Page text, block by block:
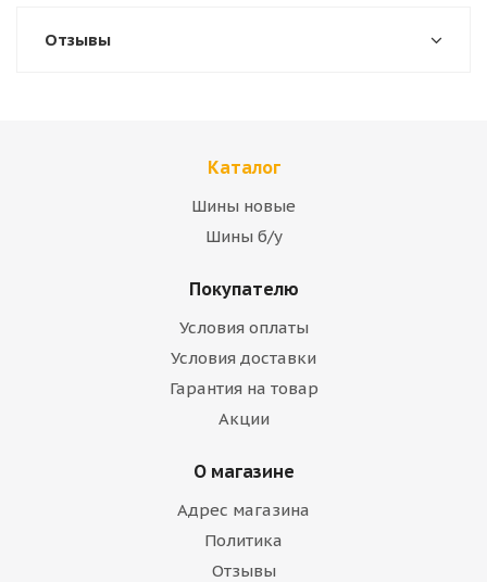
Отзывы
Каталог
Шины новые
Шины б/у
Покупателю
Условия оплаты
Условия доставки
Гарантия на товар
Акции
О магазине
Адрес магазина
Политика
Отзывы